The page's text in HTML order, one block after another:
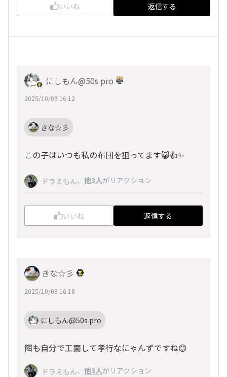
いいね 返信する
にしもん@50s pro
2025/10/09 16:12
きな☆彡
この子はいつも私の布団を狙ってます😺👍✨
ドラえもん、 他3人がリアクション
いいね 返信する
きな☆彡
2025/10/09 16:18
にしもん@50s pro
餌も自分で工面して孝行なにゃんずですね😊
ドラえもん、 他3人がリアクション